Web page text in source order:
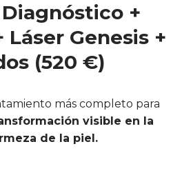
+
Láser Genesis +
(520 €)
más completo para
visible en la
de la piel.